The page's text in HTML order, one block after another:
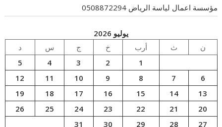
مؤسسة اعمال لياسة الرياض 0508872294
يوليو 2026
ن
ث أرب خ ج س
د
1
2
3
4
5
6
7
8
9
10
11
12
13
14
15
16
17
18
19
20
21
22
23
24
25
26
27
28
29
30
31